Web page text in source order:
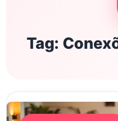
Tag: